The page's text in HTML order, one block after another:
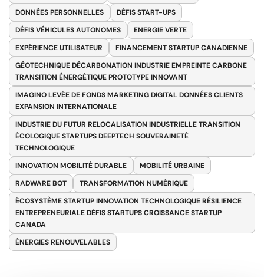
DONNÉES PERSONNELLES
DÉFIS START-UPS
DÉFIS VÉHICULES AUTONOMES
ENERGIE VERTE
EXPÉRIENCE UTILISATEUR
FINANCEMENT STARTUP CANADIENNE
GÉOTECHNIQUE DÉCARBONATION INDUSTRIE EMPREINTE CARBONE
TRANSITION ÉNERGÉTIQUE PROTOTYPE INNOVANT
IMAGINO LEVÉE DE FONDS MARKETING DIGITAL DONNÉES CLIENTS
EXPANSION INTERNATIONALE
INDUSTRIE DU FUTUR RELOCALISATION INDUSTRIELLE TRANSITION
ÉCOLOGIQUE STARTUPS DEEPTECH SOUVERAINETÉ
TECHNOLOGIQUE
INNOVATION MOBILITÉ DURABLE
MOBILITÉ URBAINE
RADWARE BOT
TRANSFORMATION NUMÉRIQUE
ÉCOSYSTÈME STARTUP INNOVATION TECHNOLOGIQUE RÉSILIENCE
ENTREPRENEURIALE DÉFIS STARTUPS CROISSANCE STARTUP
CANADA
ÉNERGIES RENOUVELABLES